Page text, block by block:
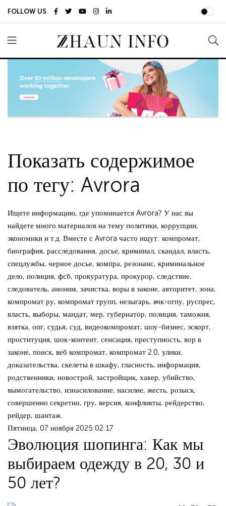
FOLLOW US
Показать содержимое
по тегу: Avrora
Ищете информацию, где упоминается Avrora? У нас вы
найдете много материалов на тему политики, коррупции,
экономики и т.д. Вместе с Avrora часто ищут: компромат,
биография, расследования, досье, криминал, скандал, власть,
спецлужбы, черное досье, компра, резонанс, криминальное
дело, полиция, фсб, прокуратура, прокурор, следствие,
следователь, аноним, зачистка, воры в законе, авторитет, зона,
компромат ру, компромат групп, незыгарь, вчк-огпу, руспрес,
власть, выборы, мандат, мер, губернатор, полиция, таможня,
взятка, опг, судья, суд, видеокомпромат, шоу-бизнес, эскорт,
проституция, шок-контент, сенсация, преступность, вор в
законе, поиск, веб компромат, компромат 2.0, улики,
доказательства, скелеты в шкафу, гласность, информация,
родственники, новострой, застройщик, хакер, убийство,
вымогательство, изнасилование, насилие, жесть, розыск,
совершенно секретно, гру, версия, конфликты, рейдерство,
рейдер, шантаж.
Пятница, 07 ноября 2025 02:17
Эволюция шопинга: Как мы
выбираем одежду в 20, 30 и
50 лет?